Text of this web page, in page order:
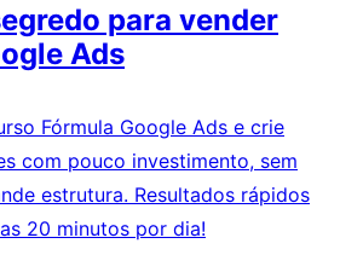
para vender
Ads
Fórmula Google Ads e crie
com pouco investimento, sem
estrutura. Resultados rápidos
20 minutos por dia!